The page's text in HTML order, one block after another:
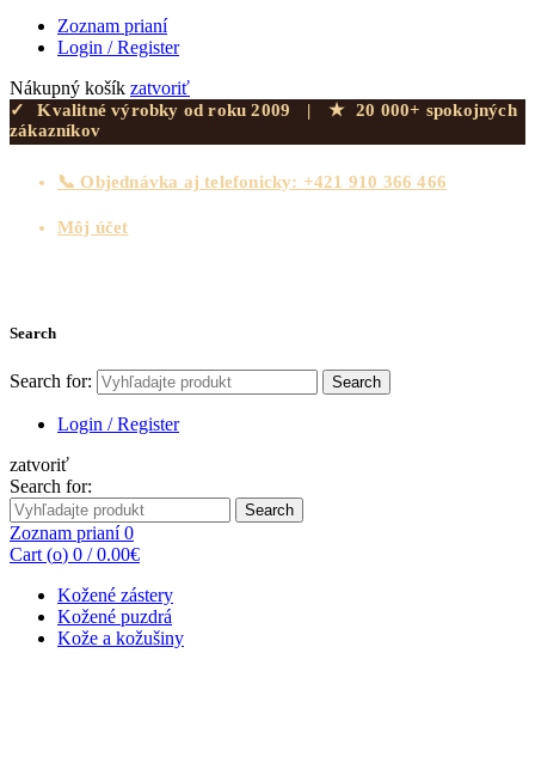
Zoznam prianí
Login / Register
Nákupný košík zatvoriť
✓ Kvalitné výrobky od roku 2009 | ★
20 000+ spokojných
zákazníkov
📞 Objednávka aj telefonicky: +421 910 366 466
Môj účet
Search
Search for: Search
Login / Register
zatvoriť
Search for:
Search
Zoznam prianí0
Cart (o) 0 / 0.00€
Kožené zástery
Kožené puzdrá
Kože a kožušiny